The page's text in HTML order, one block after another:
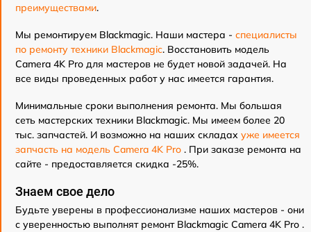
преимуществами.
Мы ремонтируем Blackmagic. Наши мастера - специалисты
по ремонту техники Blackmagic. Восстановить модель
Camera 4K Pro для мастеров не будет новой задачей. На
все виды проведенных работ у нас имеется гарантия.
Минимальные сроки выполнения ремонта. Мы большая
сеть мастерских техники Blackmagic. Мы имеем более 20
тыс. запчастей. И возможно на наших складах уже имеется
запчасть на модель Camera 4K Pro . При заказе ремонта на
сайте - предоставляется скидка -25%.
Знаем свое дело
Будьте уверены в профессионализме наших мастеров - они
с уверенностью выполнят ремонт Blackmagic Camera 4K Pro .